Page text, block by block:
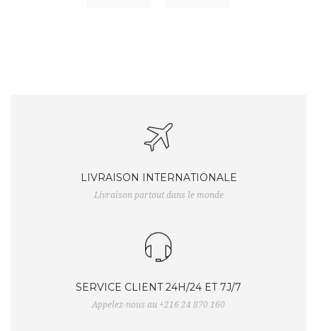
LIVRAISON INTERNATIONALE
Livraison partout dans le monde
SERVICE CLIENT 24H/24 ET 7J/7
Appelez-nous au +216 24 870 160